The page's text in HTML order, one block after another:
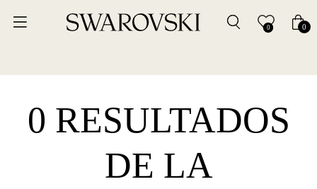
0 0
0 RESULTADOS
DE LA